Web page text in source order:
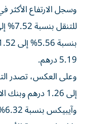
وسجل الارتفاع
5.19 درهم.
وآيبيكس بنسبة 6.32% إلى 3.41 درهم.